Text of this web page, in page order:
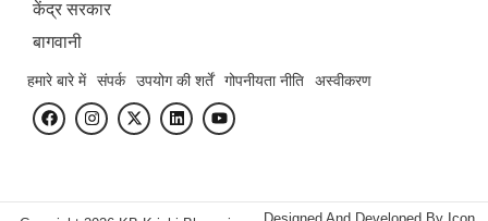
केंद्र सरकार
बागवानी
हमारे बारे में संपर्क उपयोग की शर्तें गोपनीयता नीति अस्वीकरण